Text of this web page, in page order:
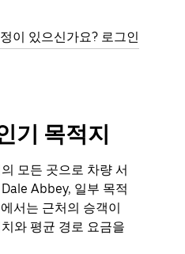
이 있으신가요? 로그인
기 목적지
모든 곳으로 차량 서
Abbey, 일부 목적
서는 근처의 승객이
와 평균 경로 요금을